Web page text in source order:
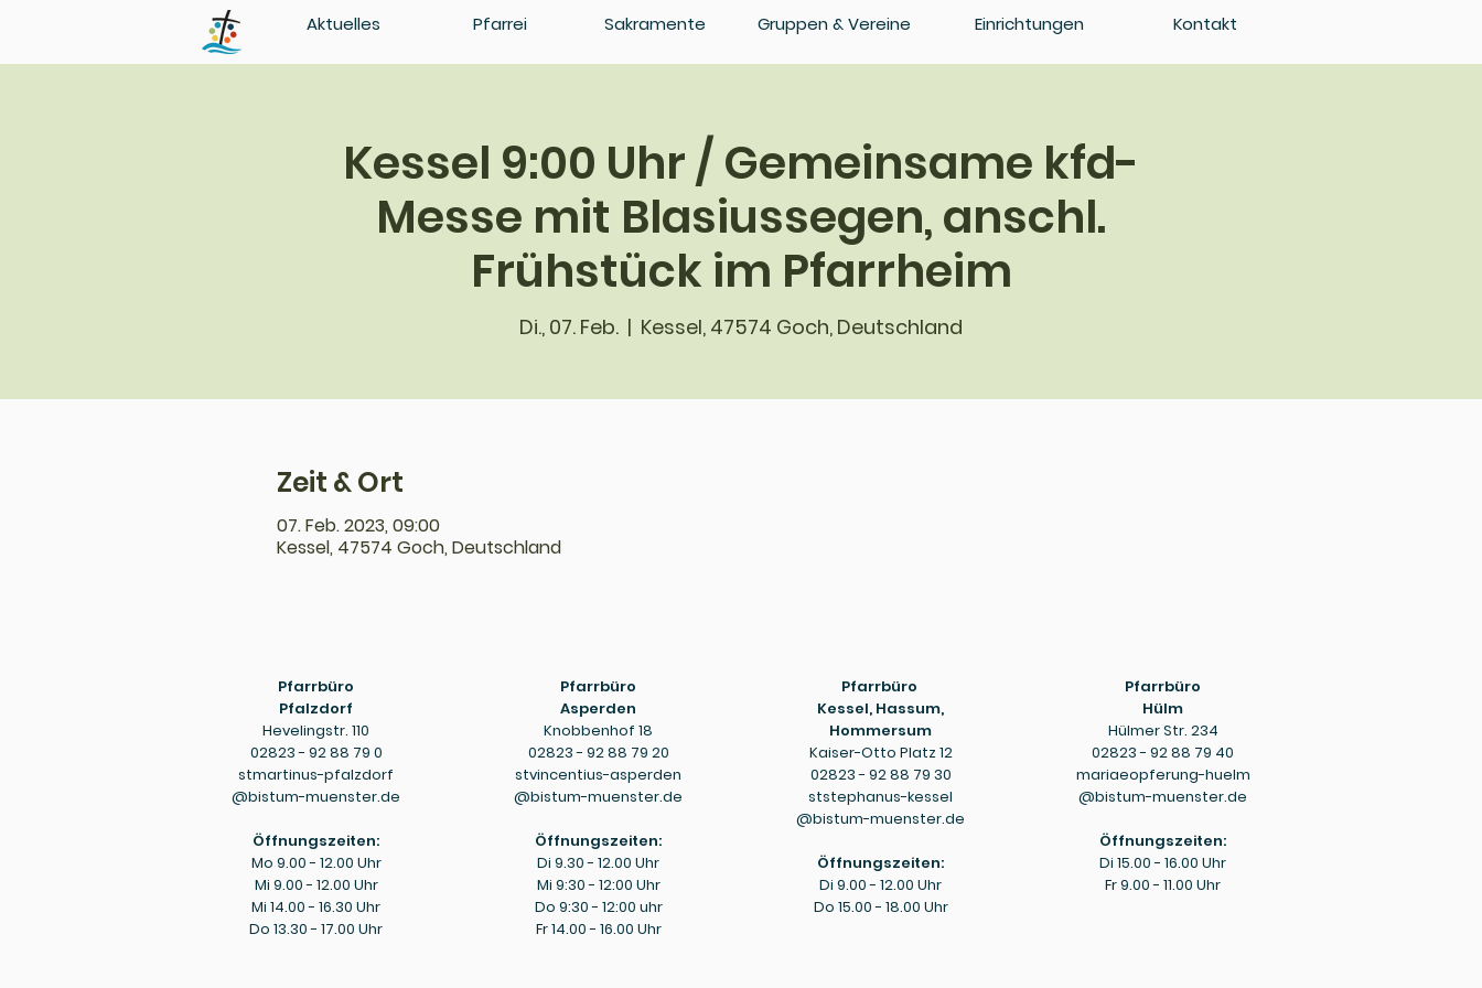
Aktuelles Pfarrei Sakramente Gruppen & Vereine Einrichtungen Kontakt
Kessel 9:00 Uhr / Gemeinsame kfd-
Messe mit Blasiussegen, anschl.
Frühstück im Pfarrheim
Di., 07. Feb.
  |
Kessel, 47574 Goch, Deutschland
Zeit & Ort
07. Feb. 2023, 09:00
Kessel, 47574 Goch, Deutschland
Pfarrbüro
Pfalzdorf
Hevelingstr. 110
02823 - 92 88 79 0
stmartinus-pfalzdorf
@bistum-muenster.de
Öffnungszeiten:
Mo 9.00 - 12.00 Uhr
Mi 9.00 - 12.00 Uhr
Mi 14.00 - 16.30 Uhr
Do 13.30 - 17.00 Uhr
Pfarrbüro
Asperden
Knobbenhof 18
02823 - 92 88 79 20
stvincentius-asperden
@bistum-muenster.de
Öffnungszeiten:
Di 9.30 - 12.00 Uhr
Mi 9:30 - 12:00 Uhr
Do 9:30 - 12:00 uhr
Fr 14.00 - 16.00 Uhr
Pfarrbüro
Kessel, Hassum,
Hommersum
Kaiser-Otto Platz 12
02823 - 92 88 79 30
ststephanus-kessel
@bistum-muenster.de
Öffnungszeiten:
Di 9.00 - 12.00 Uhr
Do 15.00 - 18.00 Uhr
Pfarrbüro
Hülm
Hülmer Str. 234
02823 - 92 88 79 40
mariaeopferung-huelm
@bistum-muenster.de
Öffnungszeiten:
Di 15.00 - 16.00 Uhr
Fr 9.00 - 11.00 Uhr